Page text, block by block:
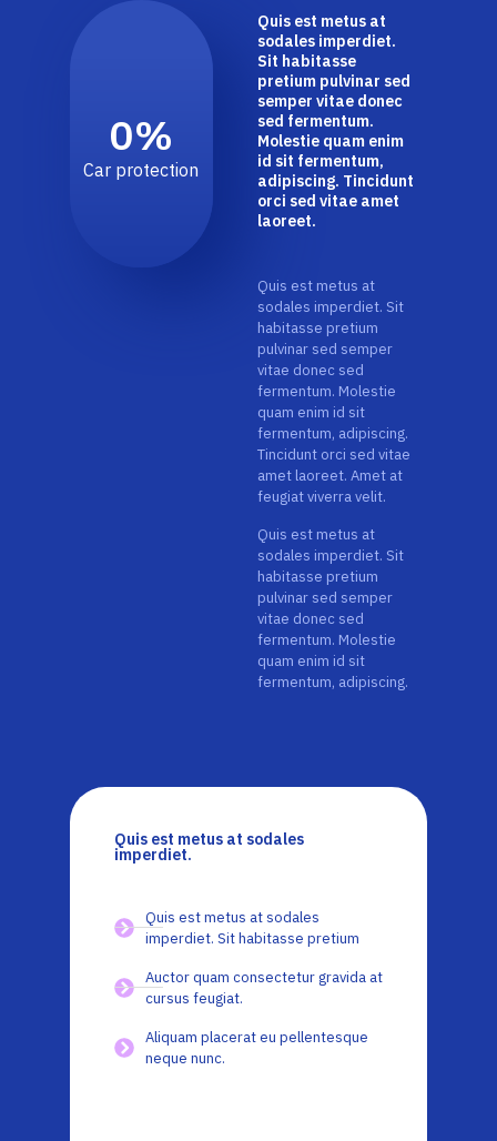
Car protection
0%
Quis est metus at
sodales imperdiet.
Sit habitasse
pretium pulvinar sed
semper vitae donec
sed fermentum.
Molestie quam enim
id sit fermentum,
adipiscing. Tincidunt
orci sed vitae amet
laoreet.
Quis est metus at
sodales imperdiet. Sit
habitasse pretium
pulvinar sed semper
vitae donec sed
fermentum. Molestie
quam enim id sit
fermentum, adipiscing.
Tincidunt orci sed vitae
amet laoreet. Amet at
feugiat viverra velit.
Quis est metus at
sodales imperdiet. Sit
habitasse pretium
pulvinar sed semper
vitae donec sed
fermentum. Molestie
quam enim id sit
fermentum, adipiscing.
Quis est metus at sodales
imperdiet.
Quis est metus at sodales
imperdiet. Sit habitasse pretium
Auctor quam consectetur gravida at
cursus feugiat.
Aliquam placerat eu pellentesque
neque nunc.